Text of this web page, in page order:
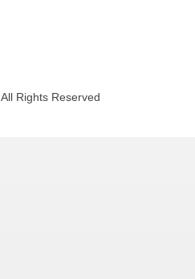
All Rights Reserved